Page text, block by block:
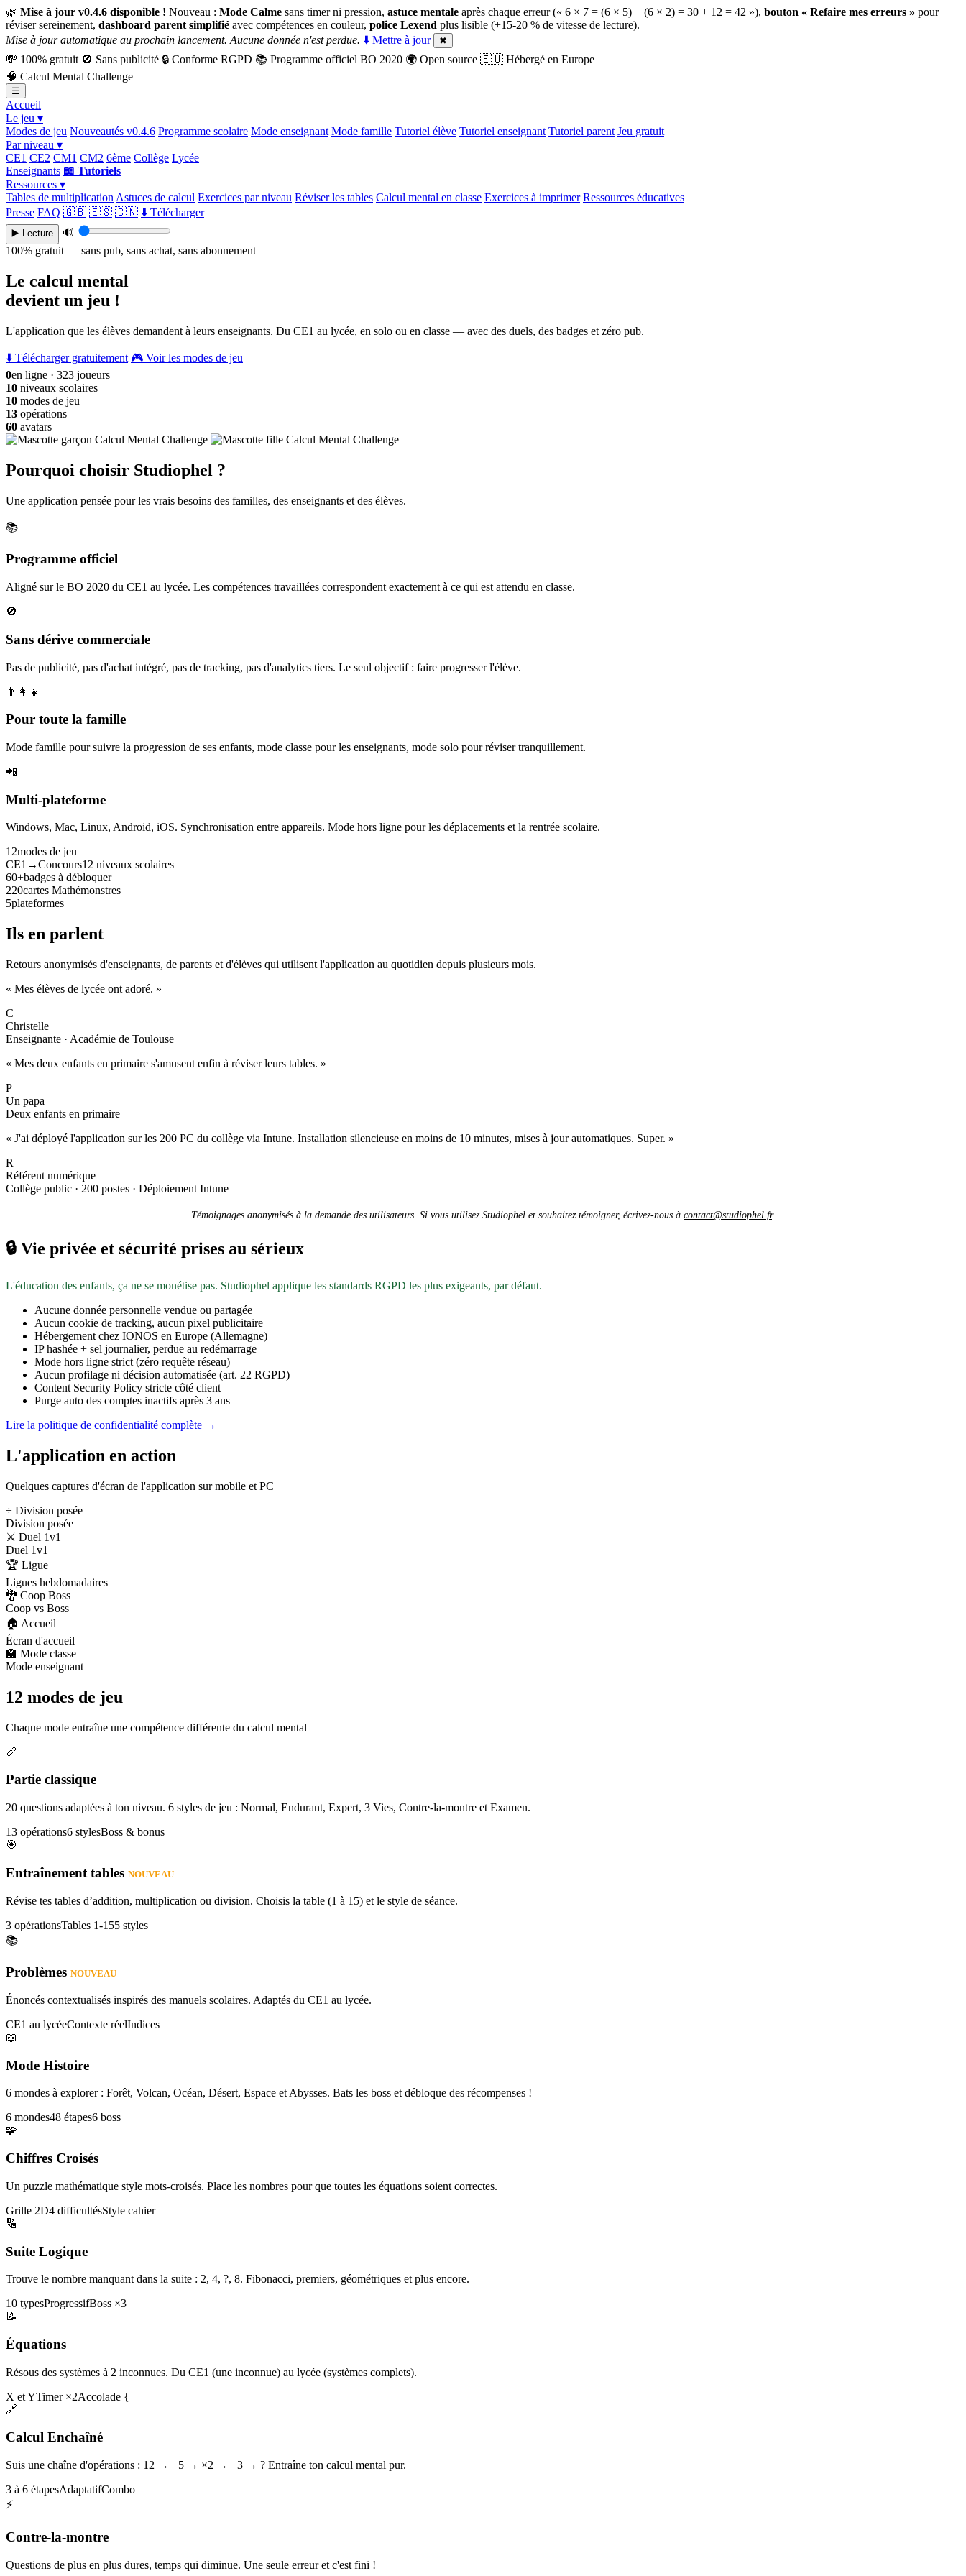
🌿 Mise à jour v0.4.6 disponible ! Nouveau : Mode Calme sans timer ni pression, astuce mentale après chaque erreur (« 6 × 7 = (6 × 5) + (6 × 2) = 30 + 12 = 42 »), bouton « Refaire mes erreurs » pour
réviser sereinement, dashboard parent simplifié avec compétences en couleur, police Lexend plus lisible (+15-20 % de vitesse de lecture).
Mise à jour automatique au prochain lancement. Aucune donnée n'est perdue. ⬇️ Mettre à jour ✖
💸 100% gratuit 🚫 Sans publicité 🔒 Conforme RGPD 📚 Programme officiel BO 2020 🌍 Open source 🇪🇺 Hébergé en Europe
🧠 Calcul Mental Challenge
☰
Accueil
Le jeu ▾
Modes de jeu Nouveautés v0.4.6 Programme scolaire Mode enseignant Mode famille Tutoriel élève Tutoriel enseignant Tutoriel parent Jeu gratuit
Par niveau ▾
CE1 CE2 CM1 CM2 6ème Collège Lycée
Enseignants 📖 Tutoriels
Ressources ▾
Tables de multiplication Astuces de calcul Exercices par niveau Réviser les tables Calcul mental en classe Exercices à imprimer Ressources éducatives
Presse FAQ 🇬🇧 🇪🇸 🇨🇳 ⬇️ Télécharger
▶️ Lecture
🔊
100% gratuit — sans pub, sans achat, sans abonnement
Le calcul mental
devient un jeu !
L'application que les élèves demandent à leurs enseignants. Du CE1 au lycée, en solo ou en classe — avec des duels, des badges et zéro pub.
⬇️ Télécharger gratuitement 🎮 Voir les modes de jeu
0en ligne · 323 joueurs
10 niveaux scolaires
10 modes de jeu
13 opérations
60 avatars
Pourquoi choisir Studiophel ?
Une application pensée pour les vrais besoins des familles, des enseignants et des élèves.
📚
Programme officiel
Aligné sur le BO 2020 du CE1 au lycée. Les compétences travaillées correspondent exactement à ce qui est attendu en classe.
🚫
Sans dérive commerciale
Pas de publicité, pas d'achat intégré, pas de tracking, pas d'analytics tiers. Le seul objectif : faire progresser l'élève.
👨‍👩‍👧
Pour toute la famille
Mode famille pour suivre la progression de ses enfants, mode classe pour les enseignants, mode solo pour réviser tranquillement.
📲
Multi-plateforme
Windows, Mac, Linux, Android, iOS. Synchronisation entre appareils. Mode hors ligne pour les déplacements et la rentrée scolaire.
12modes de jeu
CE1→Concours12 niveaux scolaires
60+badges à débloquer
220cartes Mathémonstres
5plateformes
Ils en parlent
Retours anonymisés d'enseignants, de parents et d'élèves qui utilisent l'application au quotidien depuis plusieurs mois.
« Mes élèves de lycée ont adoré. »
C
Christelle
Enseignante · Académie de Toulouse
« Mes deux enfants en primaire s'amusent enfin à réviser leurs tables. »
P
Un papa
Deux enfants en primaire
« J'ai déployé l'application sur les 200 PC du collège via Intune. Installation silencieuse en moins de 10 minutes, mises à jour automatiques. Super. »
R
Référent numérique
Collège public · 200 postes · Déploiement Intune
Témoignages anonymisés à la demande des utilisateurs. Si vous utilisez Studiophel et souhaitez témoigner, écrivez-nous à contact@studiophel.fr.
🔒 Vie privée et sécurité prises au sérieux
L'éducation des enfants, ça ne se monétise pas. Studiophel applique les standards RGPD les plus exigeants, par défaut.
Aucune donnée personnelle vendue ou partagée
Aucun cookie de tracking, aucun pixel publicitaire
Hébergement chez IONOS en Europe (Allemagne)
IP hashée + sel journalier, perdue au redémarrage
Mode hors ligne strict (zéro requête réseau)
Aucun profilage ni décision automatisée (art. 22 RGPD)
Content Security Policy stricte côté client
Purge auto des comptes inactifs après 3 ans
Lire la politique de confidentialité complète →
L'application en action
Quelques captures d'écran de l'application sur mobile et PC
÷ Division posée
Division posée
⚔️ Duel 1v1
Duel 1v1
🏆 Ligue
Ligues hebdomadaires
🐉 Coop Boss
Coop vs Boss
🏠 Accueil
Écran d'accueil
🏫 Mode classe
Mode enseignant
12 modes de jeu
Chaque mode entraîne une compétence différente du calcul mental
📏
Partie classique
20 questions adaptées à ton niveau. 6 styles de jeu : Normal, Endurant, Expert, 3 Vies, Contre-la-montre et Examen.
13 opérations6 stylesBoss & bonus
🎯
Entraînement tables NOUVEAU
Révise tes tables d’addition, multiplication ou division. Choisis la table (1 à 15) et le style de séance.
3 opérationsTables 1-155 styles
📚
Problèmes NOUVEAU
Énoncés contextualisés inspirés des manuels scolaires. Adaptés du CE1 au lycée.
CE1 au lycéeContexte réelIndices
📖
Mode Histoire
6 mondes à explorer : Forêt, Volcan, Océan, Désert, Espace et Abysses. Bats les boss et débloque des récompenses !
6 mondes48 étapes6 boss
🧩
Chiffres Croisés
Un puzzle mathématique style mots-croisés. Place les nombres pour que toutes les équations soient correctes.
Grille 2D4 difficultésStyle cahier
🔢
Suite Logique
Trouve le nombre manquant dans la suite : 2, 4, ?, 8. Fibonacci, premiers, géométriques et plus encore.
10 typesProgressifBoss ×3
📝
Équations
Résous des systèmes à 2 inconnues. Du CE1 (une inconnue) au lycée (systèmes complets).
X et YTimer ×2Accolade {
🔗
Calcul Enchaîné
Suis une chaîne d'opérations : 12 → +5 → ×2 → −3 → ? Entraîne ton calcul mental pur.
3 à 6 étapesAdaptatifCombo
⚡
Contre-la-montre
Questions de plus en plus dures, temps qui diminue. Une seule erreur et c'est fini !